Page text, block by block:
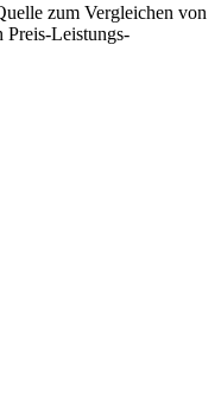
zum Vergleichen von
Preis-Leistungs-